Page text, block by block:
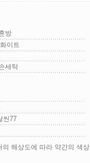
방
이트
세탁
씬77
해상도에 따라 약간의 색상